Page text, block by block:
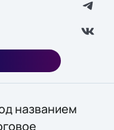
названием